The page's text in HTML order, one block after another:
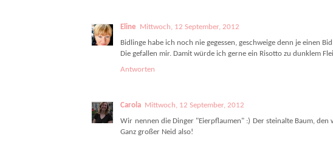
Eline
Mittwoch, 12 September, 2012
Bidlinge habe ich noch nie gegessen, geschweige denn je einen
Die gefallen mir. Damit würde ich gerne ein Risotto zu dunklem
Antworten
Carola Mittwoch, 12 September, 2012
Wir nennen die Dinger "Eierpflaumen" :) Der steinalte Baum,
Ganz großer Neid also!